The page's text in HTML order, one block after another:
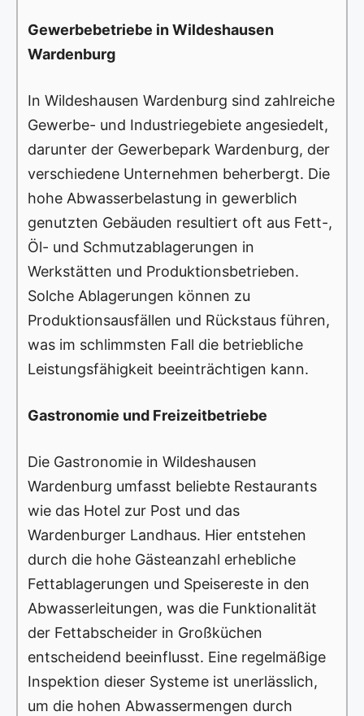
Gewerbebetriebe in Wildeshausen
Wardenburg
In Wildeshausen Wardenburg sind zahlreiche
Gewerbe- und Industriegebiete angesiedelt,
darunter der Gewerbepark Wardenburg, der
verschiedene Unternehmen beherbergt. Die
hohe Abwasserbelastung in gewerblich
genutzten Gebäuden resultiert oft aus Fett-,
Öl- und Schmutzablagerungen in
Werkstätten und Produktionsbetrieben.
Solche Ablagerungen können zu
Produktionsausfällen und Rückstaus führen,
was im schlimmsten Fall die betriebliche
Leistungsfähigkeit beeinträchtigen kann.
Gastronomie und Freizeitbetriebe
Die Gastronomie in Wildeshausen
Wardenburg umfasst beliebte Restaurants
wie das Hotel zur Post und das
Wardenburger Landhaus. Hier entstehen
durch die hohe Gästeanzahl erhebliche
Fettablagerungen und Speisereste in den
Abwasserleitungen, was die Funktionalität
der Fettabscheider in Großküchen
entscheidend beeinflusst. Eine regelmäßige
Inspektion dieser Systeme ist unerlässlich,
um die hohen Abwassermengen durch